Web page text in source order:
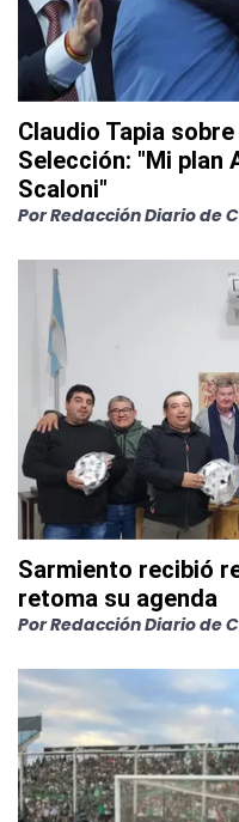
Claudio Tapia
Selección: "Mi plan
Scaloni"
PorRedacción Diario de
Sarmiento recibió
retoma su agenda
PorRedacción Diario de